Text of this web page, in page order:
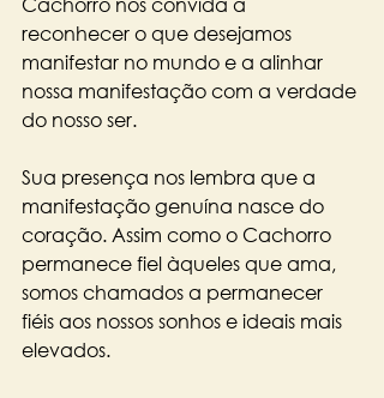
reconhecer o que desejamos
manifestar no mundo e a alinhar
nossa manifestação com a verdade
do nosso ser.
Sua presença nos lembra que a
manifestação genuína nasce do
coração. Assim como o Cachorro
permanece fiel àqueles que ama,
somos chamados a permanecer
fiéis aos nossos sonhos e ideais mais
elevados.